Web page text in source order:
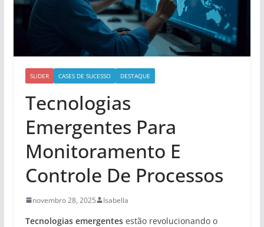
SLIDER CASES DE SUCESSO DESTAQUE
Tecnologias
Emergentes Para
Monitoramento E
Controle De Processos
novembro 28, 2025 Isabella
Tecnologias emergentesestão revolucionando o